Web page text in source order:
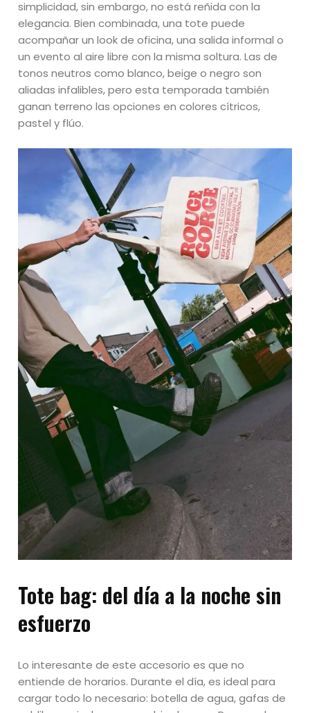
simplicidad, sin embargo, no está reñida con la
elegancia. Bien combinada, una tote puede
acompañar un look de oficina, una salida informal o
un evento al aire libre con la misma soltura. Las de
tonos neutros como blanco, beige o negro son
aliadas infalibles, pero esta temporada también
ganan terreno las opciones en colores cítricos,
pastel y flúo.
Tote bag: del día a la noche sin
esfuerzo
Lo interesante de este accesorio es que no
entiende de horarios. Durante el día, es ideal para
cargar todo lo necesario: botella de agua, gafas de